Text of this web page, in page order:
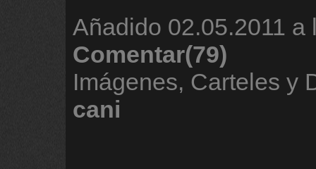
Añadido 02.05.2011 a
Comentar(79)
Imágenes, Carteles y
cani